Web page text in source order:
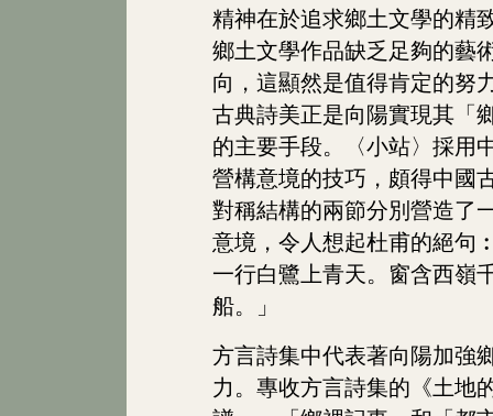
精神在於追求鄉土文學的精
鄉土文學作品缺乏足夠的藝
向，這顯然是值得肯定的努
古典詩美正是向陽實現其「
的主要手段。〈小站〉採用
營構意境的技巧，頗得中國
對稱結構的兩節分別營造了
意境，令人想起杜甫的絕句
一行白鷺上青天。窗含西嶺
船。」
方言詩集中代表著向陽加強
力。專收方言詩集的《土地